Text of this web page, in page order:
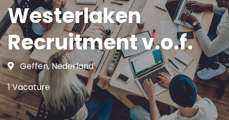
Westerlaken
Recruitment v.o.f.
Geffen, Nederland
1 Vacature